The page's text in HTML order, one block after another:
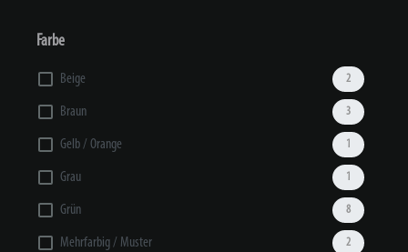
Farbe
Beige 2
Braun 3
Gelb / Orange 1
Grau 1
Grün 8
Mehrfarbig / Muster 2